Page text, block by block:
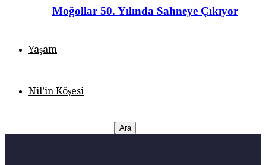
Moğollar 50. Yılında Sahneye Çıkıyor
Yaşam
Nil’in Köşesi